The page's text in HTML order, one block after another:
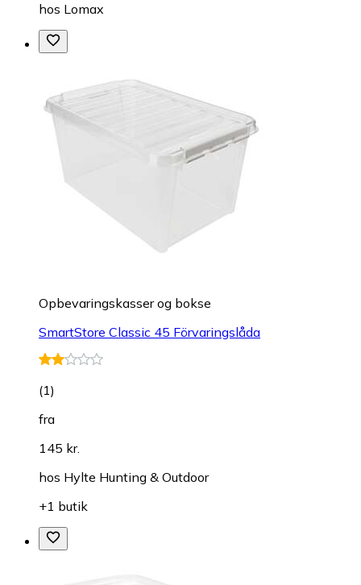
hos Lomax
Opbevaringskasser og bokse
SmartStore Classic 45 Förvaringslåda
(1)
fra
145 kr.
hos Hylte Hunting & Outdoor
+1 butik